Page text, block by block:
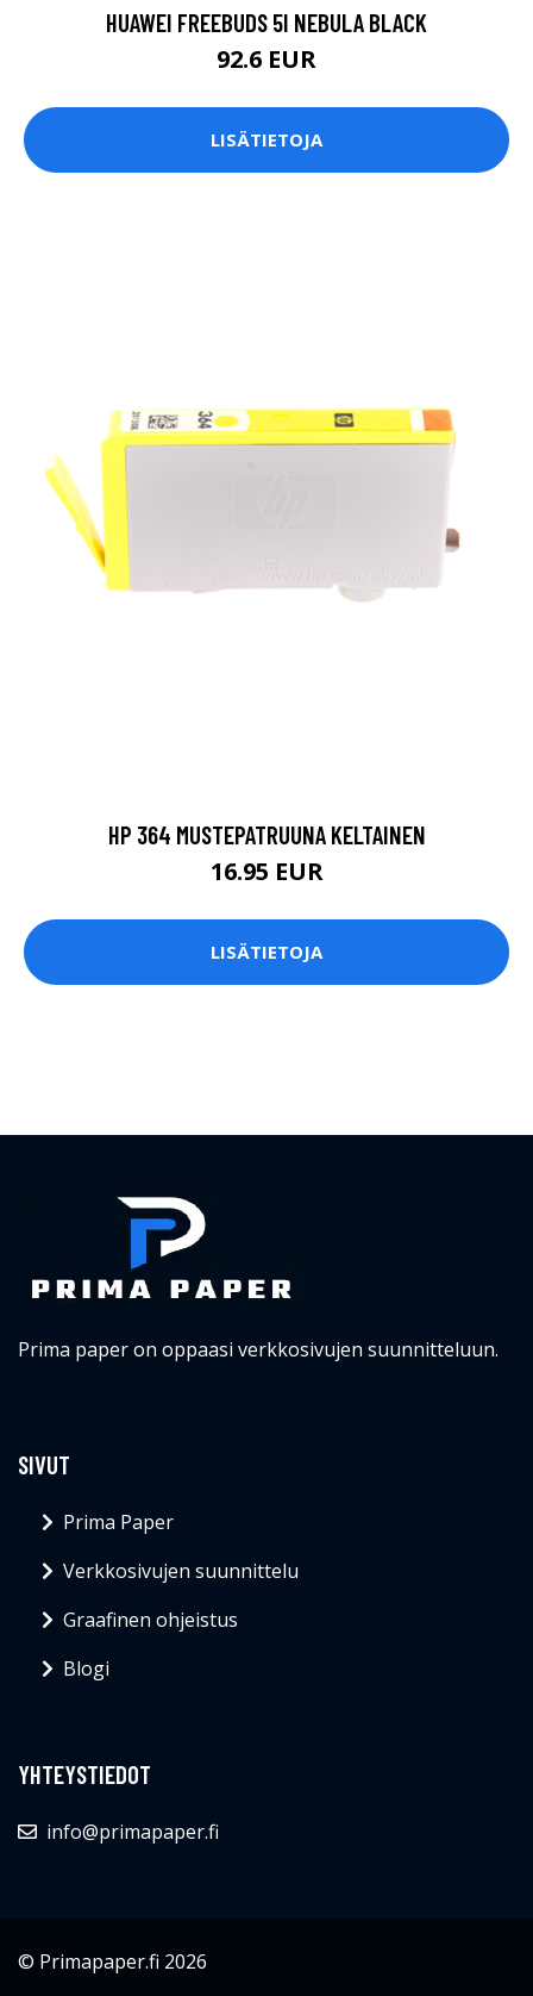
HUAWEI FREEBUDS 5I NEBULA BLACK
92.6 EUR
LISÄTIETOJA
HP 364 MUSTEPATRUUNA KELTAINEN
16.95 EUR
LISÄTIETOJA
Prima paper on oppaasi verkkosivujen suunnitteluun.
SIVUT
Prima Paper
Verkkosivujen suunnittelu
Graafinen ohjeistus
Blogi
YHTEYSTIEDOT
info@primapaper.fi
© Primapaper.fi 2026